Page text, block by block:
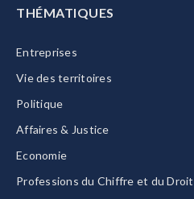
THÉMATIQUES
Entreprises
Vie des territoires
Politique
Affaires & Justice
Economie
Professions du Chiffre et du Droit